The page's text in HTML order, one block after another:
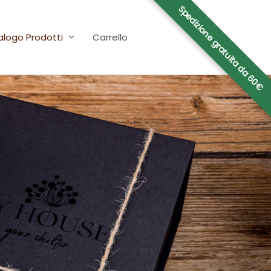
Prodotti Carrello Spedizione gratuita da 60€